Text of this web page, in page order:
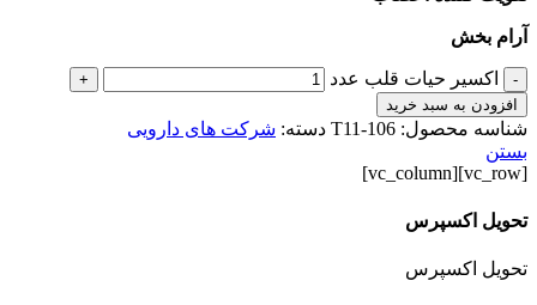
آرام بخش
- اکسیر حیات قلب عدد
+
افزودن به سبد خرید
شناسه محصول: T11-106 دسته: شرکت های دارویی
بستن
[vc_row][vc_column]
تحویل اکسپرس
تحویل اکسپرس